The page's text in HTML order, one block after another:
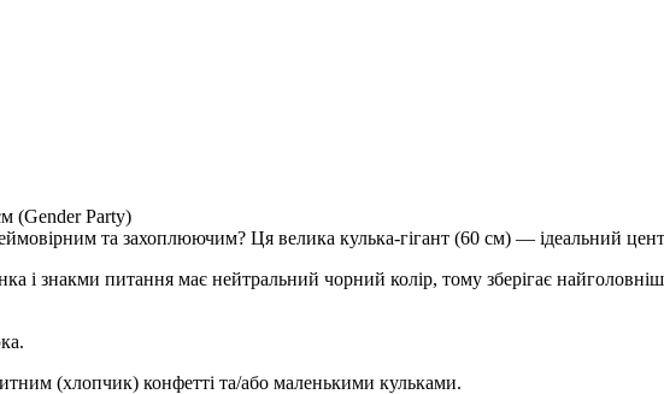
(Gender Party)
та захоплюючим? Ця велика кулька-гігант (60 см) — ідеальний
і знакми питання має нейтральний чорний колір, тому зберігає
(хлопчик) конфетті та/або маленькими кульками.